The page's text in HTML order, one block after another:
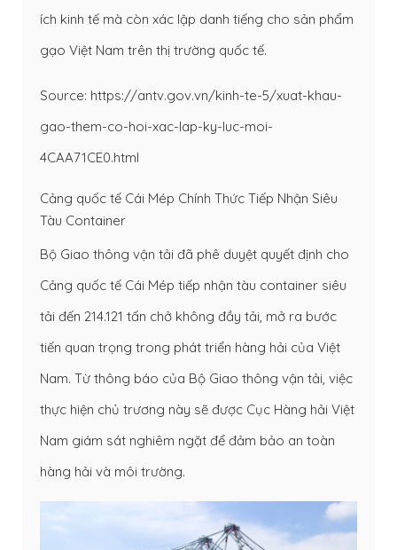
ích kinh tế mà còn xác lập danh tiếng cho sản phẩm
gạo Việt Nam trên thị trường quốc tế.
Source: https://antv.gov.vn/kinh-te-5/xuat-khau-
gao-them-co-hoi-xac-lap-ky-luc-moi-
4CAA71CE0.html
Cảng quốc tế Cái Mép Chính Thức Tiếp Nhận Siêu
Tàu Container
Bộ Giao thông vận tải đã phê duyệt quyết định cho
Cảng quốc tế Cái Mép tiếp nhận tàu container siêu
tải đến 214.121 tấn chở không đầy tải, mở ra bước
tiến quan trọng trong phát triển hàng hải của Việt
Nam. Từ thông báo của Bộ Giao thông vận tải, việc
thực hiện chủ trương này sẽ được Cục Hàng hải Việt
Nam giám sát nghiêm ngặt để đảm bảo an toàn
hàng hải và môi trường.